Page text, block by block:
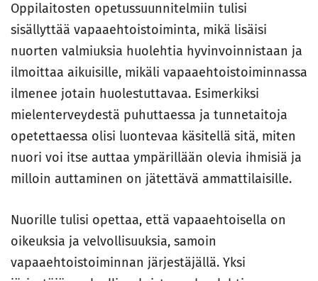
Oppilaitosten opetussuunnitelmiin tulisi
sisällyttää vapaaehtoistoiminta, mikä lisäisi
nuorten valmiuksia huolehtia hyvinvoinnistaan ja
ilmoittaa aikuisille, mikäli vapaaehtoistoiminnassa
ilmenee jotain huolestuttavaa. Esimerkiksi
mielenterveydestä puhuttaessa ja tunnetaitoja
opetettaessa olisi luontevaa käsitellä sitä, miten
nuori voi itse auttaa ympärillään olevia ihmisiä ja
milloin auttaminen on jätettävä ammattilaisille.
Nuorille tulisi opettaa, että vapaaehtoisella on
oikeuksia ja velvollisuuksia, samoin
vapaaehtoistoiminnan järjestäjällä. Yksi